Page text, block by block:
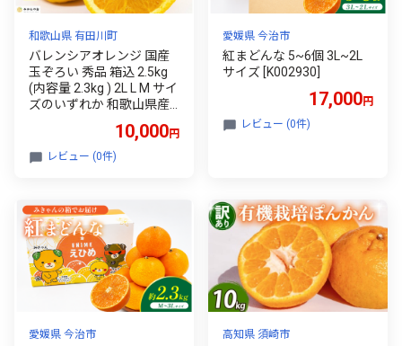
和歌山県 有田川町
バレンシアオレンジ 国産
玉ぞろい 秀品 箱込 2.5kg
(内容量 2.3kg ) 2L L M サイ
ズのいずれか 和歌山県産
10,000円
レビュー (0件)
愛媛県 今治市
紅まどんな 5~6個 3L~2L
サイズ [K002930]
17,000円
レビュー (0件)
愛媛県 今治市 高知県 須崎市